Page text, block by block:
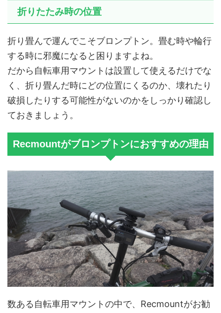
折りたたみ時の位置
折り畳んで運んでこそブロンプトン。畳む時や輪行
する時に邪魔になると困りますよね。
だから自転車用マウントは設置して使えるだけでな
く、折り畳んだ時にどの位置にくるのか、壊れたり
破損したりする可能性がないのかをしっかり確認し
ておきましょう。
Recmountがブロンプトンにおすすめの理由
数ある自転車用マウントの中で、Recmountがお勧